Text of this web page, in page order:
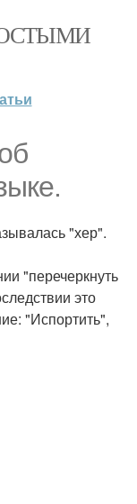
"хер".
"перечеркнуть
это
"Испортить",